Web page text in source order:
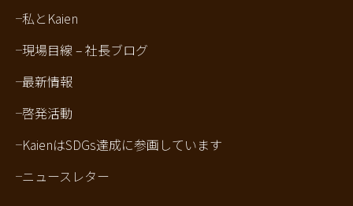
私とKaien
現場目線 – 社長ブログ
最新情報
啓発活動
KaienはSDGs達成に参画しています
ニュースレター